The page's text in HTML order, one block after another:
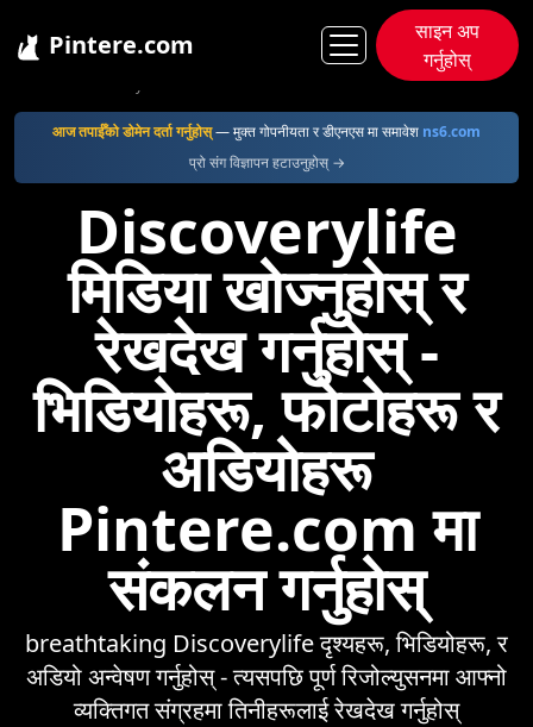
Pintere.com
साइन अप
गर्नुहोस्
आज तपाईँको डोमेन दर्ता गर्नुहोस्— मुक्त गोपनीयता र डीएनएस मा समावेश ns6.com
प्रो संग विज्ञापन हटाउनुहोस् →
Discoverylife
मिडिया खोज्नुहोस् र
रेखदेख गर्नुहोस् -
भिडियोहरू, फोटोहरू र
अडियोहरू
Pintere.com मा
संकलन गर्नुहोस्
breathtaking Discoverylife दृश्यहरू, भिडियोहरू, र
अडियो अन्वेषण गर्नुहोस् - त्यसपछि पूर्ण रिजोल्युसनमा आफ्नो
व्यक्तिगत संग्रहमा तिनीहरूलाई रेखदेख गर्नुहोस्